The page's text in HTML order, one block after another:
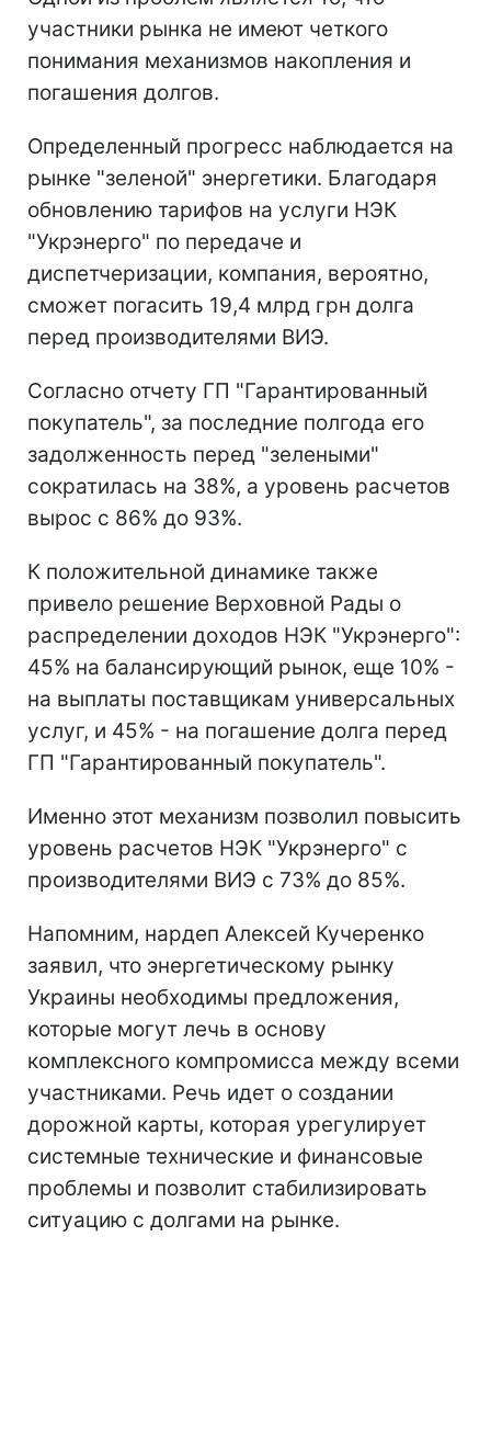
участники рынка не имеют четкого
понимания механизмов накопления и
погашения долгов.
Определенный прогресс наблюдается на
рынке "зеленой" энергетики. Благодаря
обновлению тарифов на услуги НЭК
"Укрэнерго" по передаче и
диспетчеризации, компания, вероятно,
сможет погасить 19,4 млрд грн долга
перед производителями ВИЭ.
Согласно отчету ГП "Гарантированный
покупатель", за последние полгода его
задолженность перед "зелеными"
сократилась на 38%, а уровень расчетов
вырос с 86% до 93%.
К положительной динамике также
привело решение Верховной Рады о
распределении доходов НЭК "Укрэнерго":
45% на балансирующий рынок, еще 10% -
на выплаты поставщикам универсальных
услуг, и 45% - на погашение долга перед
ГП "Гарантированный покупатель".
Именно этот механизм позволил повысить
уровень расчетов НЭК "Укрэнерго" с
производителями ВИЭ с 73% до 85%.
Напомним, нардеп Алексей Кучеренко
заявил, что энергетическому рынку
Украины необходимы предложения,
которые могут лечь в основу
комплексного компромисса между всеми
участниками. Речь идет о создании
дорожной карты, которая урегулирует
системные технические и финансовые
проблемы и позволит стабилизировать
ситуацию с долгами на рынке.